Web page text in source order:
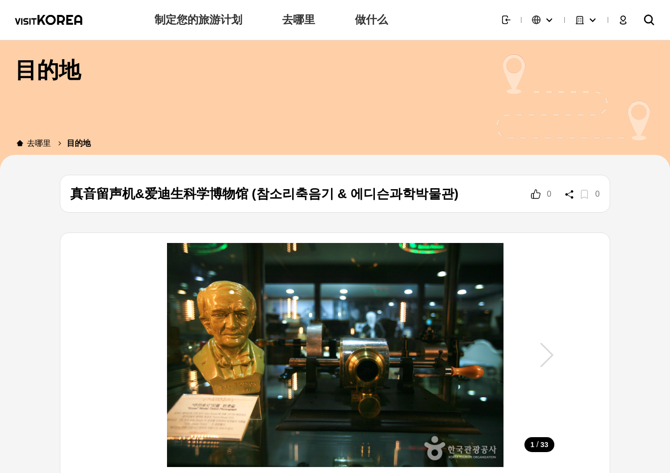
制定您的旅游计划 去哪里 做什么
目的地
去哪里 目的地
真音留声机&爱迪生科学博物馆 (참소리축음기 & 에디슨과학박물관) 0 0
1 / 33